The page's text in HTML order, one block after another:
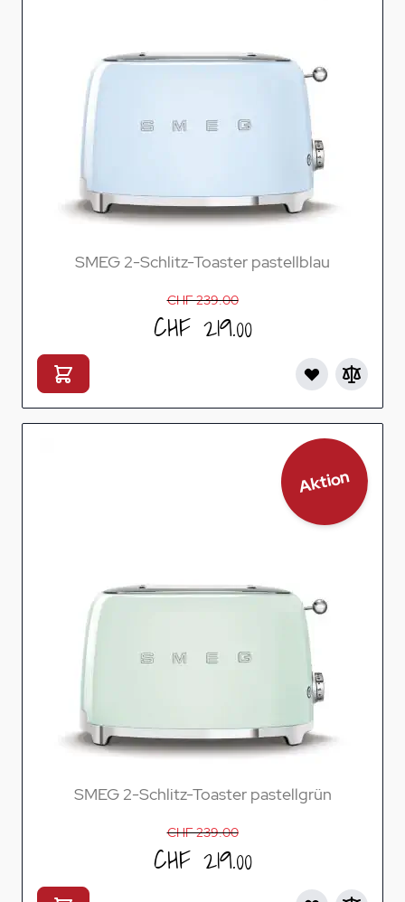
SMEG 2-Schlitz-Toaster pastellblau
CHF 239.00
CHF 219.00
Aktion
SMEG 2-Schlitz-Toaster pastellgrün
CHF 239.00
CHF 219.00